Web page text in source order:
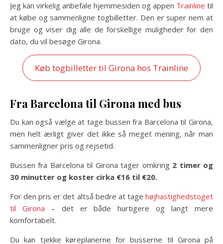
Jeg kan virkelig anbefale hjemmesiden og appen Trainline til
at købe og sammenligne togbilletter. Den er super nem at
bruge og viser dig alle de forskellige muligheder for den
dato, du vil besøge Girona.
Køb togbilletter til Girona hos Trainline
Fra Barcelona til Girona med bus
Du kan også vælge at tage bussen fra Barcelona til Girona,
men helt ærligt giver det ikke så meget mening, når man
sammenligner pris og rejsetid.
Bussen fra Barcelona til Girona tager omkring 2 timer og
30 minutter og koster cirka €16 til €20.
For den pris er det altså bedre at tage højhastighedstoget
til Girona – det er både hurtigere og langt mere
komfortabelt.
Du kan tjekke køreplanerne for busserne til Girona på